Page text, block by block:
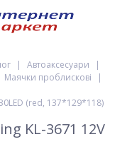
| Автоаксесуари
|
Маячки проблискові
|
(red, 137*129*118)
KL-3671 12V